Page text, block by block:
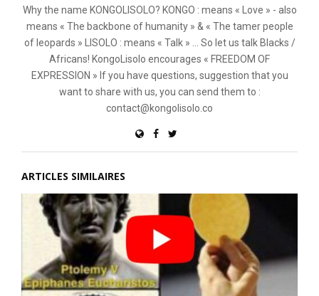
Why the name KONGOLISOLO? KONGO : means « Love » - also
means « The backbone of humanity » & « The tamer people
of leopards » LISOLO : means « Talk » ... So let us talk Blacks /
Africans! KongoLisolo encourages « FREEDOM OF
EXPRESSION » If you have questions, suggestion that you
want to share with us, you can send them to :
contact@kongolisolo.co
ARTICLES SIMILAIRES